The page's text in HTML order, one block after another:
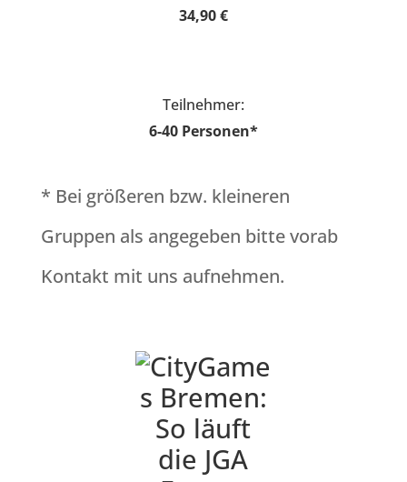
34,90 €
Teilnehmer:
6-40 Personen*
* Bei größeren bzw. kleineren
Gruppen als angegeben bitte vorab
Kontakt mit uns aufnehmen.